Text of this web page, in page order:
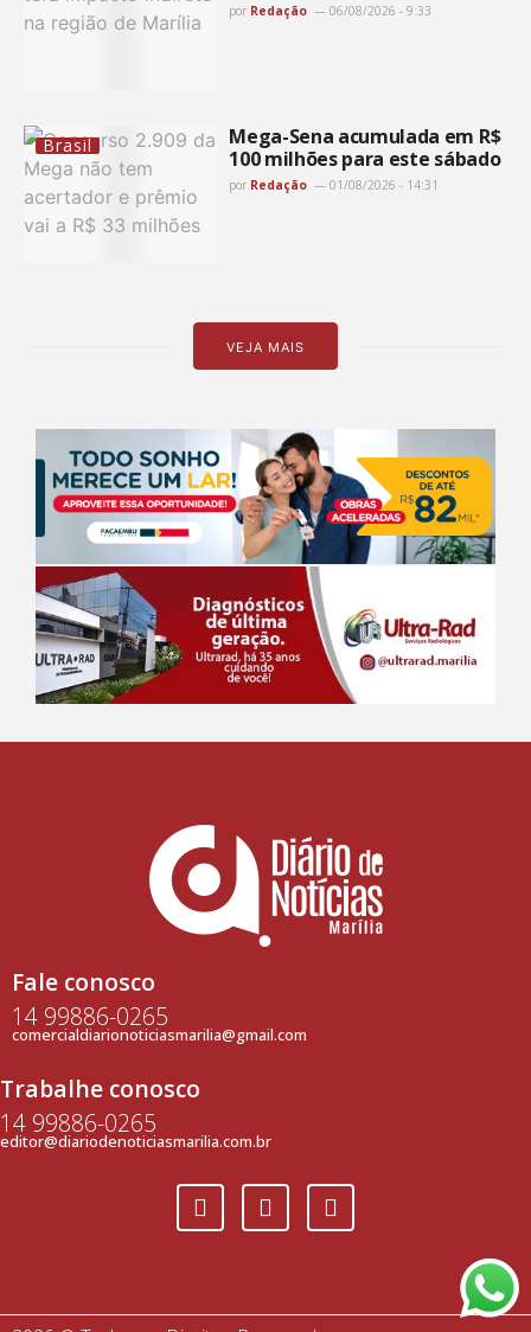
por Redação 06/08/2026 - 9:33
Brasil
Mega-Sena acumulada em R$
100 milhões para este sábado
por Redação 01/08/2026 - 14:31
VEJA MAIS
Fale conosco
14 99886-0265
comercialdiarionoticiasmarilia@gmail.com
Trabalhe conosco
14 99886-0265
editor@diariodenoticiasmarilia.com.br